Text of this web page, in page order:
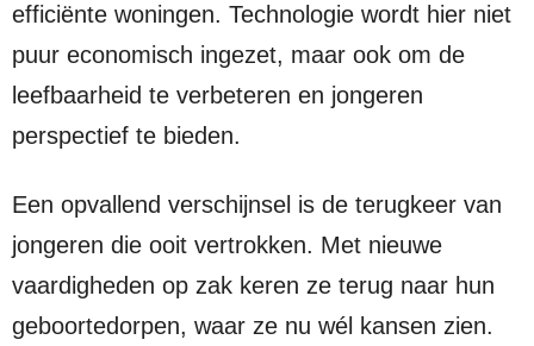
efficiënte woningen. Technologie wordt hier niet
puur economisch ingezet, maar ook om de
leefbaarheid te verbeteren en jongeren
perspectief te bieden.
Een opvallend verschijnsel is de terugkeer van
jongeren die ooit vertrokken. Met nieuwe
vaardigheden op zak keren ze terug naar hun
geboortedorpen, waar ze nu wél kansen zien.